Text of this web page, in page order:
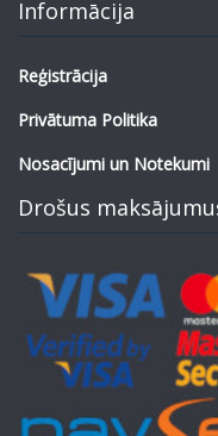
Informācija
Reģistrācija
Privātuma Politika
Nosacījumi un Notekumi
Drošus